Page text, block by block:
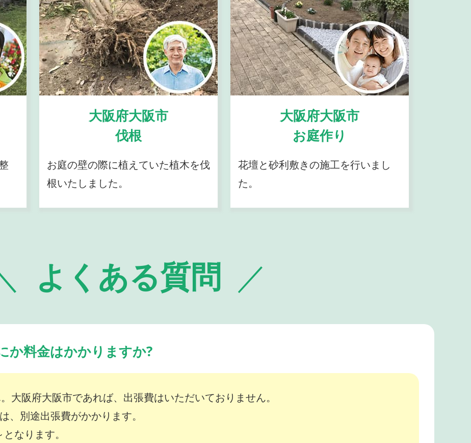
大阪府大阪市
伐根
お庭の壁の際に植えていた植木を伐
根いたしました。
大阪府大阪市
お庭作り
花壇と砂利敷きの施工を行いまし
た。
よくある質問
か料金はかかりますか?
大阪府大阪市であれば、出張費はいただいておりません。
、別途出張費がかかります。
なります。